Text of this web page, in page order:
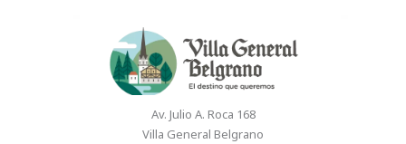
Av. Julio A. Roca 168
Villa General Belgrano